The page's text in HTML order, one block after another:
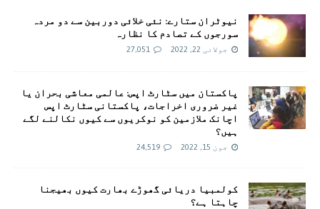
نیوٹران ستارے: نئی خلائی دوربین سے دو مردہ
سورجوں کے تصادم کا نظارہ
جولائی 22, 2022 27,051
پاکستان میں سٹارٹ اپس: عالمی معاشی بحران یا
غیر ضروری اخراجات، پاکستانی سٹارٹ اپس
اچانک ملازمین کو نوکریوں سے کیوں نکالنے لگے
ہیں؟
جون 15, 2022 24,519
کولمبیا دریائی گھوڑے بھارت کیوں بھیجنا
چاہتا ہے؟